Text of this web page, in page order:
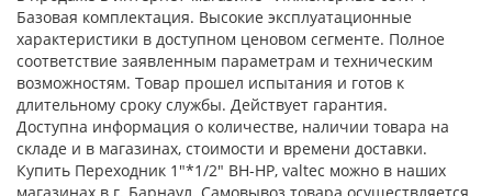
магазинах в г. Барнаул. Самовывоз товара осуществляется
бесплатно. Оплатить товар можно любым удобным для вас
способом (по предоплате или при получении, расчет
наличный или безналичный). Предоставляется гарантия
на эксплуатационный срок.
Остались вопросы?